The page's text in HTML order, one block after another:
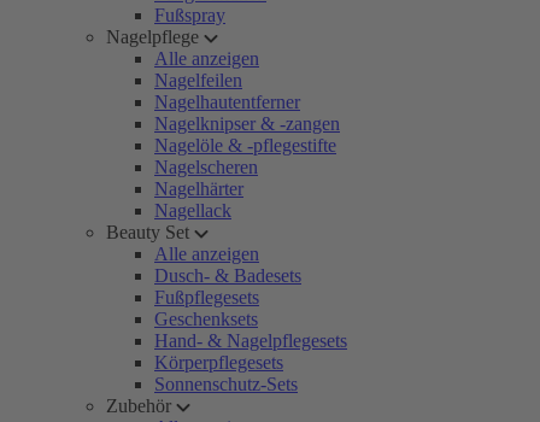
Fußspray
Nagelpflege
Alle anzeigen
Nagelfeilen
Nagelhautentferner
Nagelknipser & -zangen
Nagelöle & -pflegestifte
Nagelscheren
Nagelhärter
Nagellack
Beauty Set
Alle anzeigen
Dusch- & Badesets
Fußpflegesets
Geschenksets
Hand- & Nagelpflegesets
Körperpflegesets
Sonnenschutz-Sets
Zubehör